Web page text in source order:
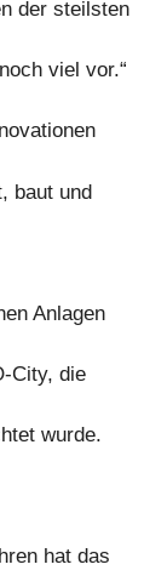
der steilsten
viel vor.“
baut und
Anlagen
City, die
wurde.
hat das